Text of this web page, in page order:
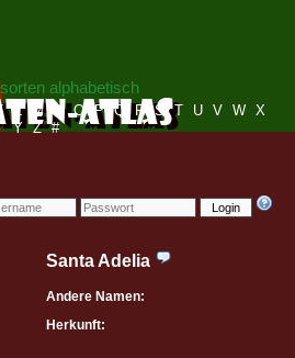
Login
alphabetisch
K L M N O P Q R S T U V W X
Y Z #
Santa Adelia
Andere Namen:
Herkunft: